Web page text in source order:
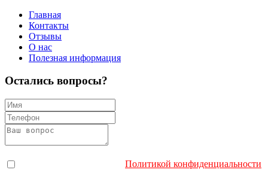
Главная
Контакты
Отзывы
О нас
Полезная информация
Остались вопросы?
Политикой конфиденциальности